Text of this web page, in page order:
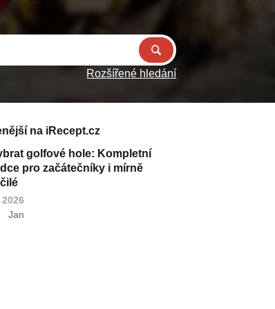
Rozšířené hledání
na iRecept.cz
golfové hole: Kompletní
pro začátečníky i mírně
Jan